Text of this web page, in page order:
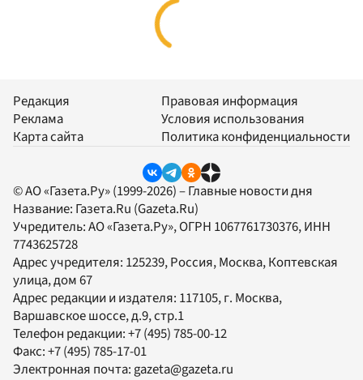
Редакция
Реклама
Карта сайта
Правовая информация
Условия использования
Политика конфиденциальности
© АО «Газета.Ру» (1999-2026) – Главные новости дня
Название: Газета.Ru (Gazeta.Ru)
Учредитель:АО «Газета.Ру», ОГРН 1067761730376, ИНН
7743625728
Адрес учредителя: 125239, Россия, Москва, Коптевская
улица, дом 67
Адрес редакции и издателя: 117105, г. Москва,
Варшавское шоссе, д.9, стр.1
Телефон редакции:+7 (495) 785-00-12
Факс:+7 (495) 785-17-01
Электронная почта: gazeta@gazeta.ru